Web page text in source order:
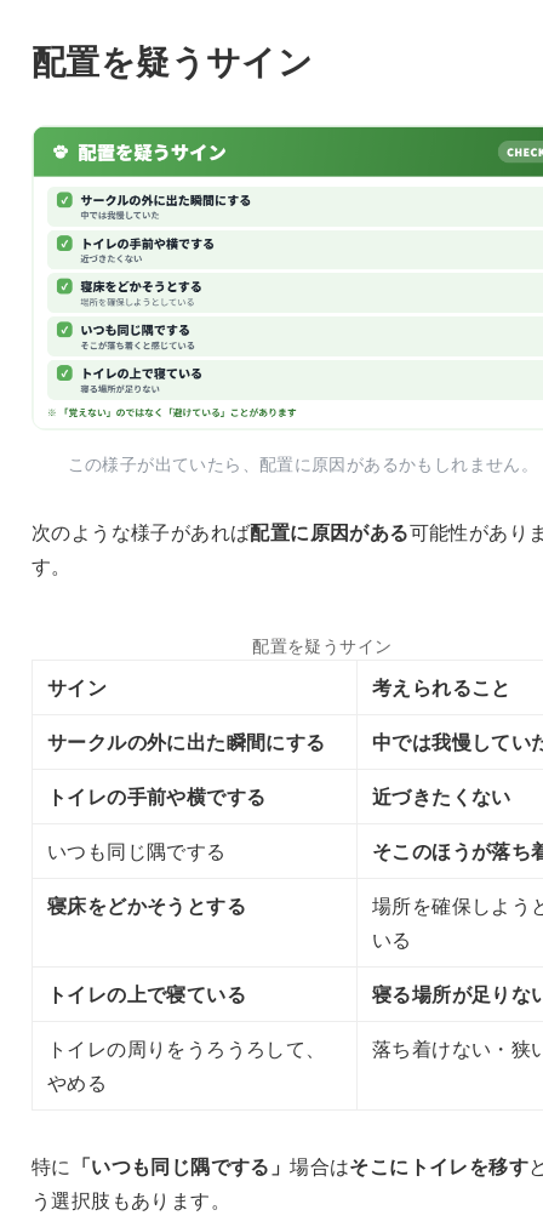
配置を疑うサイン
この様子が出ていたら、配置に原因があるかもしれません。
次のような様子があれば配置に原因がある可能性があり
す。
配置を疑うサイン
サイン
考えられること
サークルの外に出た瞬間にする
中では我慢してい
トイレの手前や横でする
近づきたくない
いつも同じ隅でする
そこのほうが落ち
寝床をどかそうとする
場所を確保しよう
いる
トイレの上で寝ている
寝る場所が足りな
トイレの周りをうろうろして、
やめる
落ち着けない・狭
特に 「いつも同じ隅でする」場合はそこにトイレを移す
う選択肢もあります。